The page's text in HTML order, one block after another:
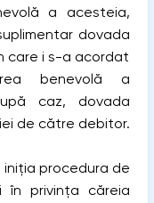
a acesteia,
dovada
care i s-a acordat
benevolă a
caz, dovada
de către debitor.
procedura de
în privința căreia